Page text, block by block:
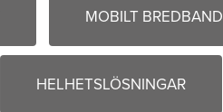
MOBILT BREDBAND
HELHETSLÖSNINGAR